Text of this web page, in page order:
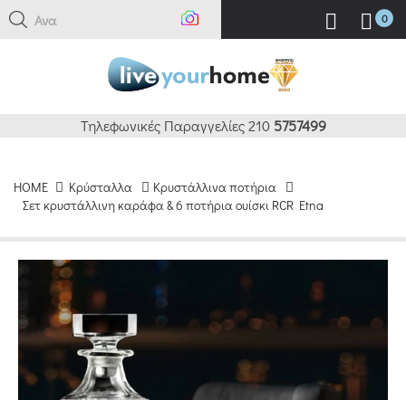
Αναζήτ 0
Τηλεφωνικές Παραγγελίες 210 5757499
HOME Κρύσταλλα
Κρυστάλλινα ποτήρια
Σετ κρυστάλλινη καράφα & 6 ποτήρια ουίσκι RCR Etna